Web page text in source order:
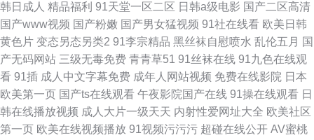
韩日成人 精品福利 91天堂一区二区 日韩a级电影 国产二区高清
国产www视频 国产粉嫩 国产男女猛视频 91社在线看 欧美日韩
黄色片 变态另态另类2 91李宗精品 黑丝袜自慰喷水 乱伦五月 国
产无码网站 三级无毒免费 青青草51 91丝袜在线 91九色在线观
看 91插 成人中文字幕免费 成年人网站视频 免费在线影院 日本
欧美第一页 国产ts在线观看 午夜影院国产在线 91操在线观看 日
韩在线播放视频 成人大片一级天天 内射性爱网址大全 欧美社区
第一页 欧美在线视频播放 91视频污污污 超碰在线公开 AV蜜桃